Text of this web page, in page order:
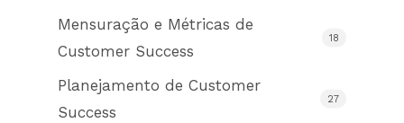
Mensuração e Métricas de
Customer Success
18
Planejamento de Customer
Success
27